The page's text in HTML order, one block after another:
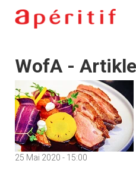
WofA -
25 Mai 2020 - 15:00